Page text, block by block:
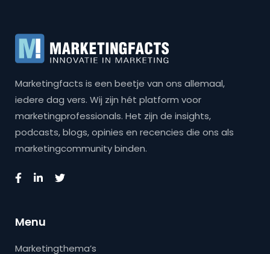
Marketingfacts is een beetje van ons allemaal,
iedere dag vers. Wij zijn hét platform voor
marketingprofessionals. Het zijn de insights,
podcasts, blogs, opinies en recencies die ons als
marketingcommunity binden.
Menu
Marketingthema’s